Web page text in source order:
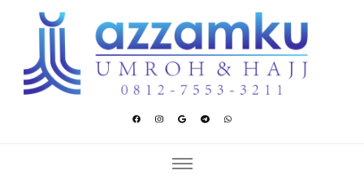
Azzamku Umroh dan Hajj